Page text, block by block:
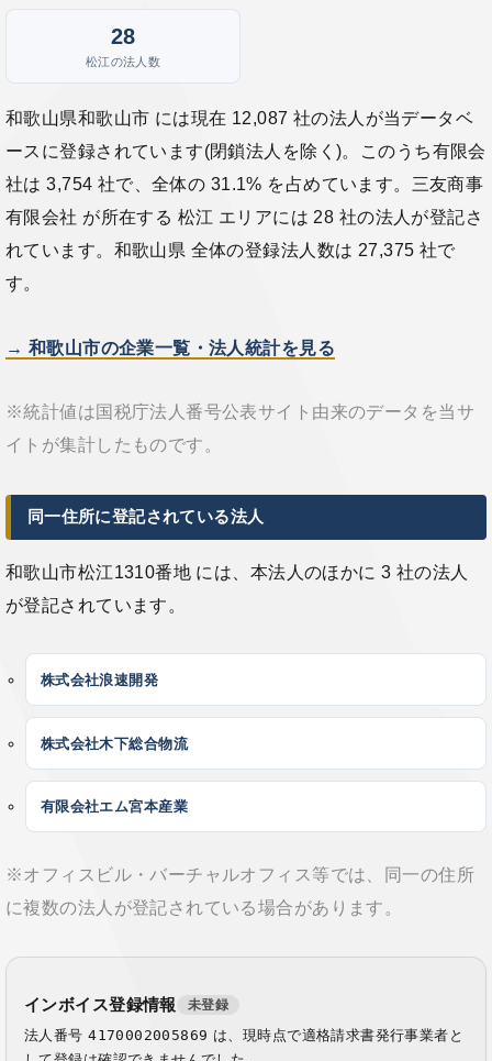
28
松江の法人数
和歌山県和歌山市 には現在 12,087 社の法人が当データベ
ースに登録されています(閉鎖法人を除く)。このうち有限会
社は 3,754 社で、全体の 31.1% を占めています。三友商事
有限会社 が所在する 松江 エリアには 28 社の法人が登記さ
れています。和歌山県 全体の登録法人数は 27,375 社で
す。
→ 和歌山市の企業一覧・法人統計を見る
※統計値は国税庁法人番号公表サイト由来のデータを当サ
イトが集計したものです。
同一住所に登記されている法人
和歌山市松江1310番地 には、本法人のほかに 3 社の法人
が登記されています。
株式会社浪速開発
株式会社木下総合物流
有限会社エム宮本産業
※オフィスビル・バーチャルオフィス等では、同一の住所
に複数の法人が登記されている場合があります。
インボイス登録情報 未登録
法人番号4170002005869 は、現時点で適格請求書発行事業者と